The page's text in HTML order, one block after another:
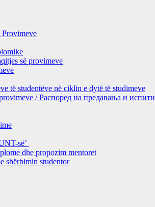
së provimeve
të studentëve në ciklin e dytë të studimeve
/ Распоред на предавањa и испити
së’
dhe propozim mentoret
shërbimin studentor